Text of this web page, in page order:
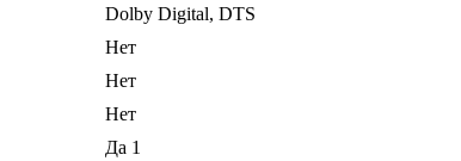
Dolby Digital, DTS
Нет
Нет
Нет
Да 1